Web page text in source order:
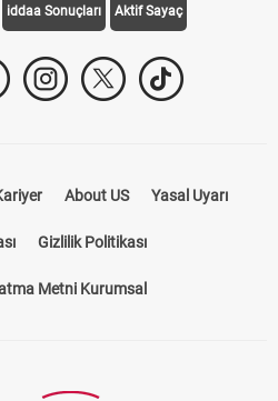
iddaa Sonuçları Aktif Sayaç